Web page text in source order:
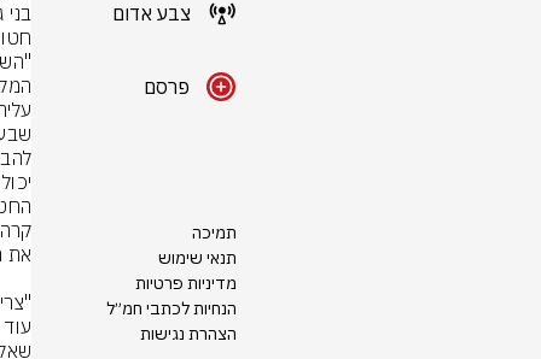
צבע אדום
פרסם
תמיכה
תנאי שימוש
מדיניות פרטיות
הנחיות לכתבי חמ״ל
הצהרת נגישות